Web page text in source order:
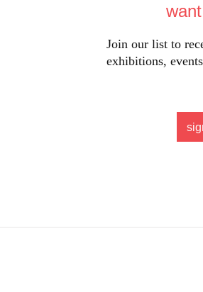
Join our list to
exhibitions,